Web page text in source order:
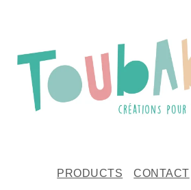
PRODUCTS CONTACT